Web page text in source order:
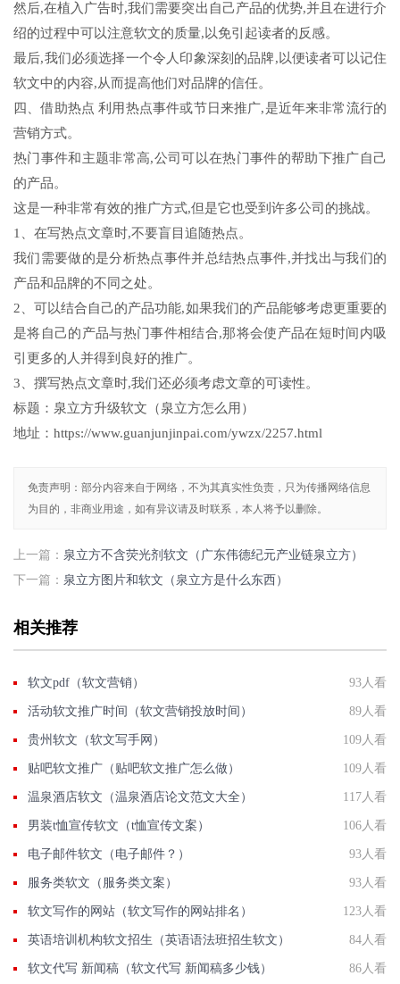
然后,在植入广告时,我们需要突出自己产品的优势,并且在进行介
绍的过程中可以注意软文的质量,以免引起读者的反感。
最后,我们必须选择一个令人印象深刻的品牌,以便读者可以记住
软文中的内容,从而提高他们对品牌的信任。
四、借助热点 利用热点事件或节日来推广,是近年来非常流行的
营销方式。
热门事件和主题非常高,公司可以在热门事件的帮助下推广自己
的产品。
这是一种非常有效的推广方式,但是它也受到许多公司的挑战。
1、在写热点文章时,不要盲目追随热点。
我们需要做的是分析热点事件并总结热点事件,并找出与我们的
产品和品牌的不同之处。
2、可以结合自己的产品功能,如果我们的产品能够考虑更重要的
是将自己的产品与热门事件相结合,那将会使产品在短时间内吸
引更多的人并得到良好的推广。
3、撰写热点文章时,我们还必须考虑文章的可读性。
标题：泉立方升级软文（泉立方怎么用）
地址：https://www.guanjunjinpai.com/ywzx/2257.html
免责声明：部分内容来自于网络，不为其真实性负责，只为传播网络信息
为目的，非商业用途，如有异议请及时联系，本人将予以删除。
上一篇： 泉立方不含荧光剂软文（广东伟德纪元产业链泉立方）
下一篇： 泉立方图片和软文（泉立方是什么东西）
相关推荐
软文pdf（软文营销） 93人看
活动软文推广时间（软文营销投放时间） 89人看
贵州软文（软文写手网） 109人看
贴吧软文推广（贴吧软文推广怎么做） 109人看
温泉酒店软文（温泉酒店论文范文大全） 117人看
男装t恤宣传软文（t恤宣传文案） 106人看
电子邮件软文（电子邮件？） 93人看
服务类软文（服务类文案） 93人看
软文写作的网站（软文写作的网站排名） 123人看
英语培训机构软文招生（英语语法班招生软文） 84人看
软文代写 新闻稿（软文代写 新闻稿多少钱） 86人看